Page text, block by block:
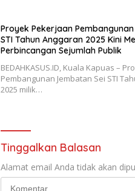
Proyek Pekerjaan
STI Tahun Anggaran 2025 Kini
Perbincangan Sejumlah Publik
BEDAHKASUS.ID, Kuala Kapuas –
Pembangunan Jembatan Sei STI
2025 milik…
Tinggalkan Balasan
Alamat email Anda tidak akan